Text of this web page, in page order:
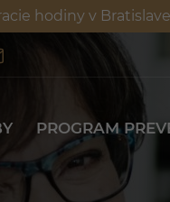
hodiny v
PROGRAM
PROGRAM